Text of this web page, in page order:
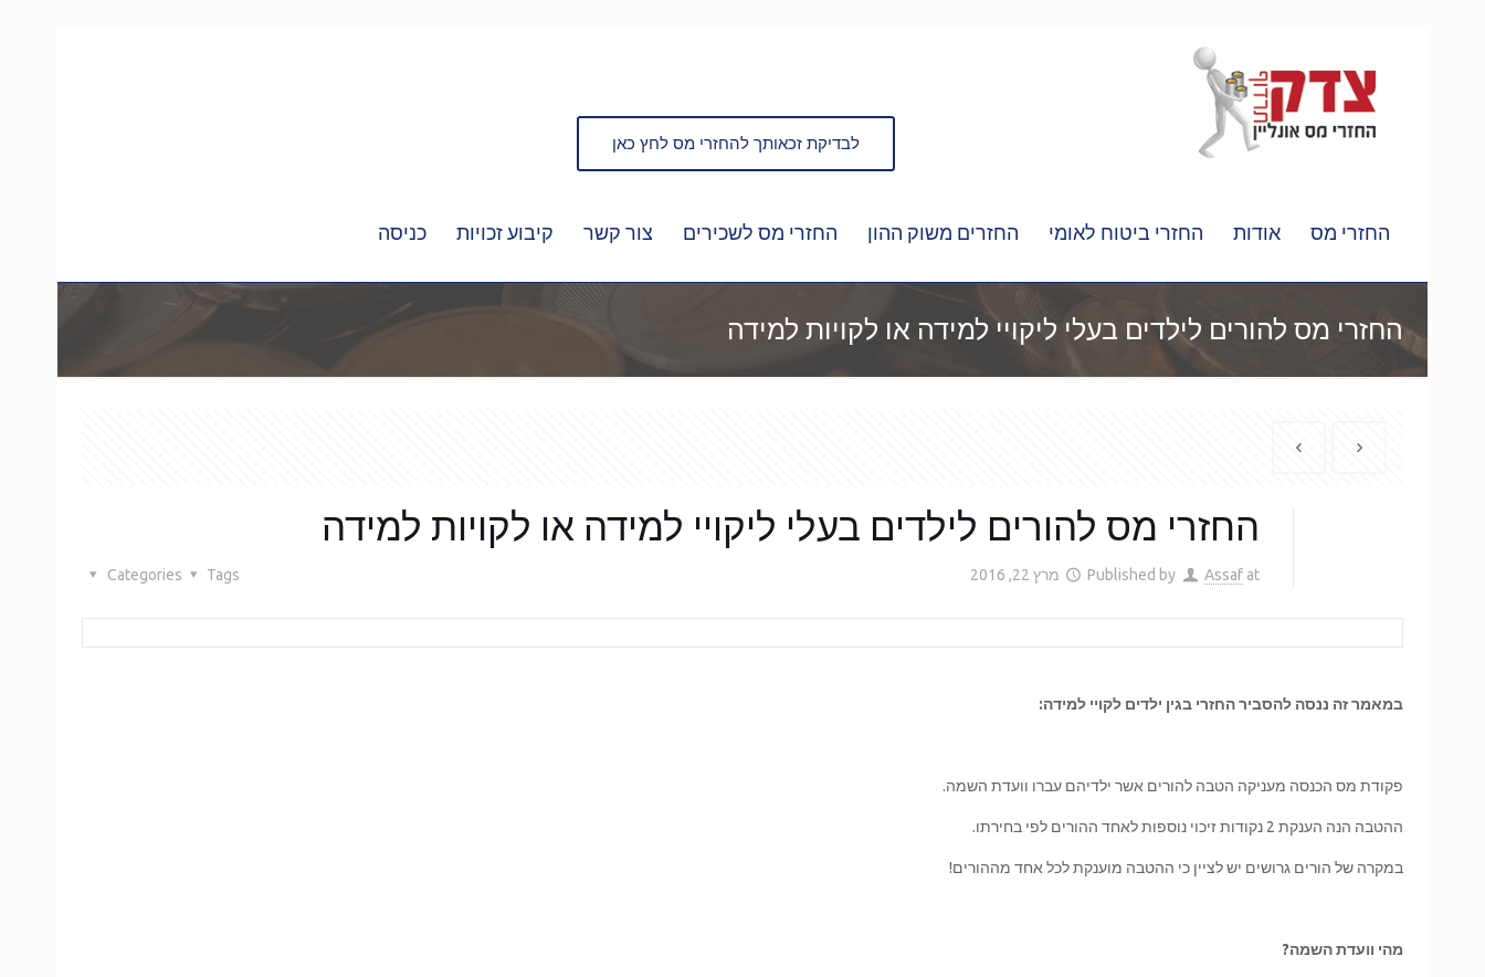
לבדיקת זכאותך להחזרי מס לחץ כאן
החזרי מס אודות החזרי ביטוח לאומי החזרים משוק ההון החזרי מס לשכירים צור קשר קיבוע זכויות כניסה
החזרי מס להורים לילדים בעלי ליקויי למידה או לקויות למידה
החזרי מס להורים לילדים בעלי ליקויי למידה או לקויות למידה
Published by Assaf at מרץ 22, 2016 Categories Tags
במאמר זה ננסה להסביר החזרי בגין ילדים לקויי למידה:
פקודת מס הכנסה מעניקה הטבה להורים אשר ילדיהם עברו וועדת השמה.
ההטבה הנה הענקת 2 נקודות זיכוי נוספות לאחד ההורים לפי בחירתו.
במקרה של הורים גרושים יש לציין כי ההטבה מוענקת לכל אחד מההורים!
מהי וועדת השמה?